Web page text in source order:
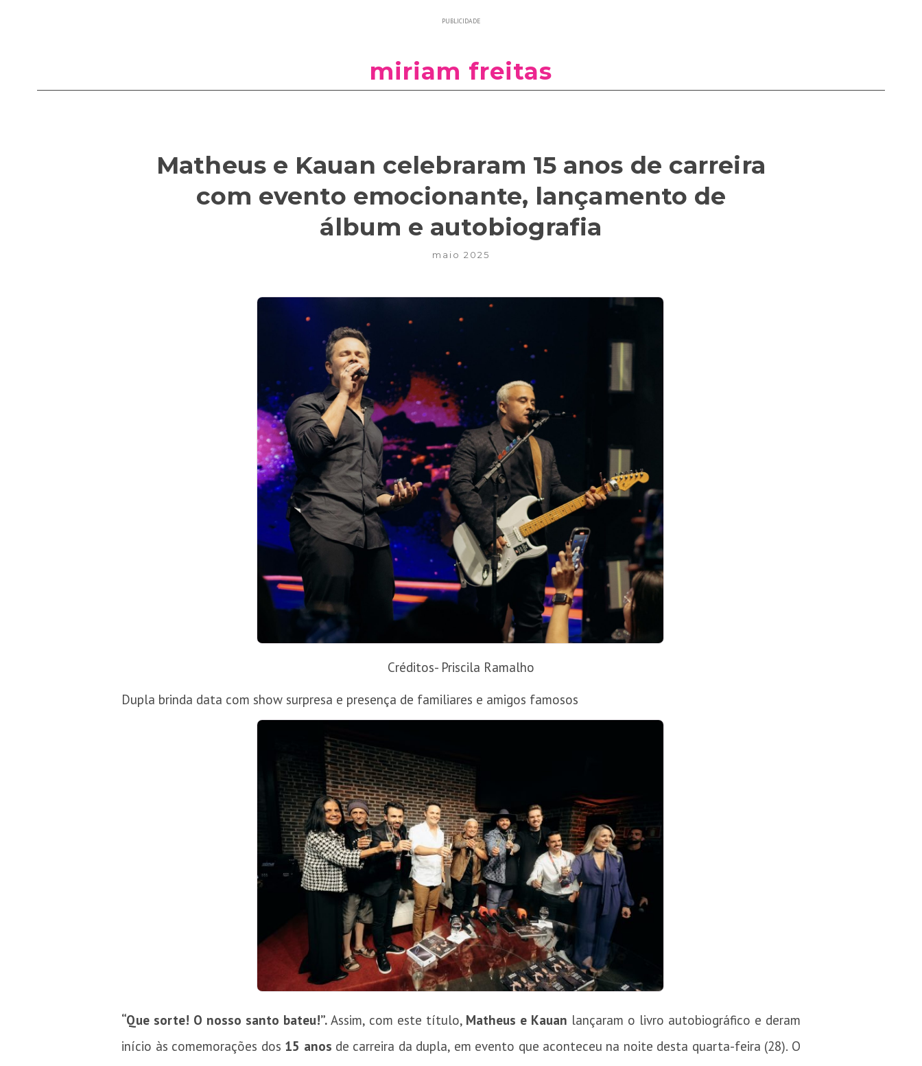
PUBLICIDADE
miriam freitas
Matheus e Kauan celebraram 15 anos de carreira
com evento emocionante, lançamento de
álbum e autobiografia
maio 2025
Créditos- Priscila Ramalho
Dupla brinda data com show surpresa e presença de familiares e amigos famosos
“Que sorte! O nosso santo bateu!”. Assim, com este título, Matheus e Kauan lançaram o livro autobiográfico e deram
início às comemorações dos 15 anos de carreira da dupla, em evento que aconteceu na noite desta quarta-feira (28). O